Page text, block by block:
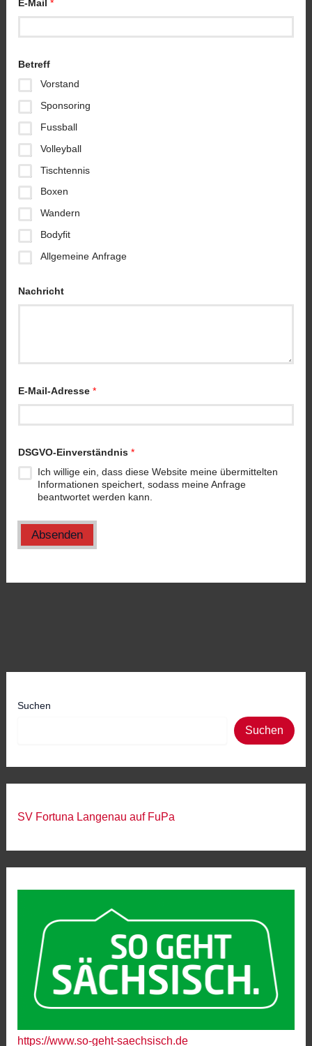
a
l
E-Mail *
Betreff
Vorstand
Sponsoring
Fussball
Volleyball
Tischtennis
Boxen
Wandern
Bodyfit
Allgemeine Anfrage
Nachricht
E-Mail-Adresse *
DSGVO-Einverständnis *
Ich willige ein, dass diese Website meine übermittelten
Informationen speichert, sodass meine Anfrage
beantwortet werden kann.
Absenden
Suchen
Suchen
SV Fortuna Langenau auf FuPa
https://www.so-geht-saechsisch.de